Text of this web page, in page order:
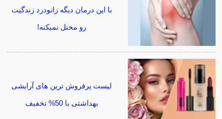
با این درمان دیگه زانودرد زندگیت
رو مختل نمیکنه!
لیست پرفروش ترین های آرایشی
بهداشتی با 50% تخفیف